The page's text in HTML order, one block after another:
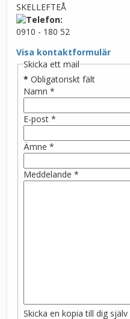
SKELLEFTEÅ
0910 - 180 52
Visa kontaktformulär
Skicka ett mail
* Obligatoriskt fält
Namn *
E-post*
Ämne *
Meddelande *
Skicka en kopia till dig själv